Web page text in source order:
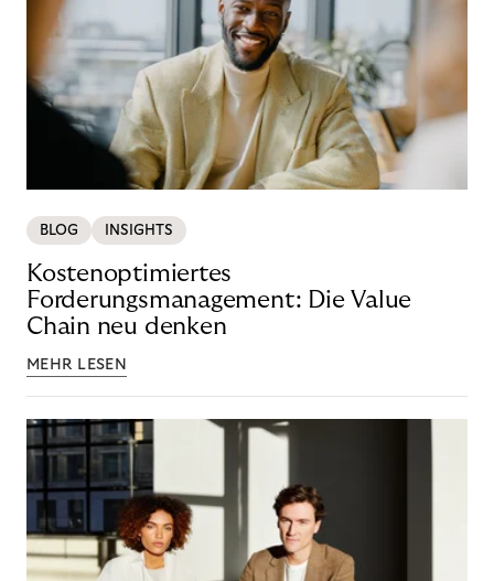
BLOG INSIGHTS
Kostenoptimiertes
Forderungsmanagement: Die Value
Chain neu denken
MEHR LESEN